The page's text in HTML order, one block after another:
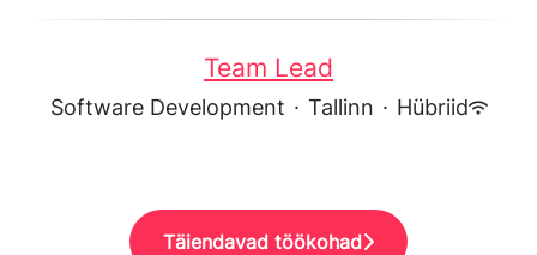
Team Lead
Software Development · Tallinn · Hübriid
Täiendavad töökohad